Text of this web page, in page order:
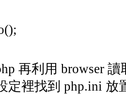
再利用 browser
定裡找到 php.ini 放